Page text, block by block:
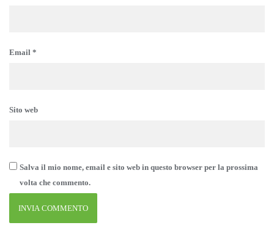
Email *
Sito web
Salva il mio nome, email e sito web in questo browser per la prossima
volta che commento.